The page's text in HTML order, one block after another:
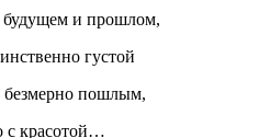
и прошлом,
густой
безмерно пошлым,
с красотой…